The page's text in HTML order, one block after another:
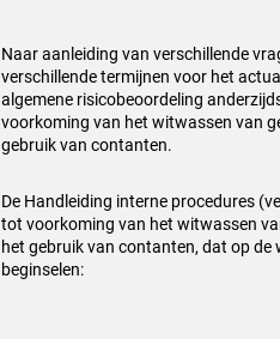
Naar aanleiding van verschillende
verschillende termijnen voor het
algemene risicobeoordeling
voorkoming van het witwassen van
gebruik van contanten.
De Handleiding interne procedures
tot voorkoming van het witwassen
het gebruik van contanten, dat op de
beginselen: